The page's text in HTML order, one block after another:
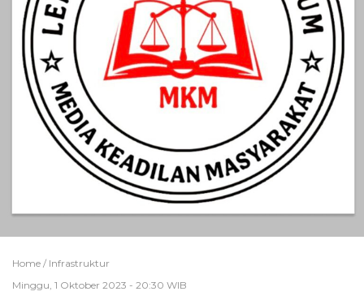
Home / Infrastruktur
Minggu, 1 Oktober 2023 - 20:30 WIB